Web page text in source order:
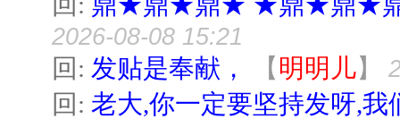
2026-08-08 15:21
回: 发贴是奉献， 【明明儿】
回: 老大,你一定要坚持发呀,我